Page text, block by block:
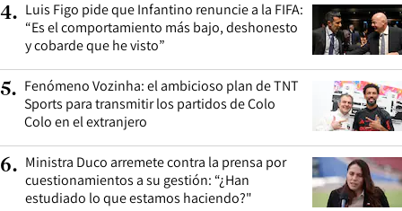
4. Luis Figo pide que Infantino renuncie a la FIFA:
“Es el comportamiento más bajo, deshonesto
y cobarde que he visto”
5. Fenómeno Vozinha: el ambicioso plan de TNT
Sports para transmitir los partidos de Colo
Colo en el extranjero
6. Ministra Duco arremete contra la prensa por
cuestionamientos a su gestión: “¿Han
estudiado lo que estamos haciendo?"